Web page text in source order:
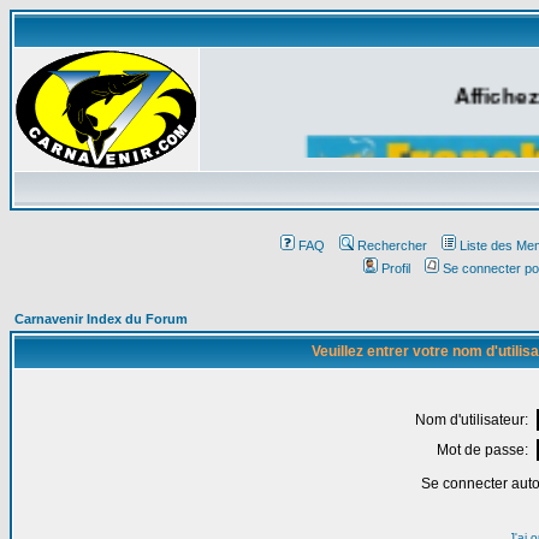
FAQ Rechercher
Liste des
Profil
Se connecter
Carnavenir Index du Forum
Veuillez entrer votre nom
Nom d'utilisateur:
Mot de passe:
Se connecter